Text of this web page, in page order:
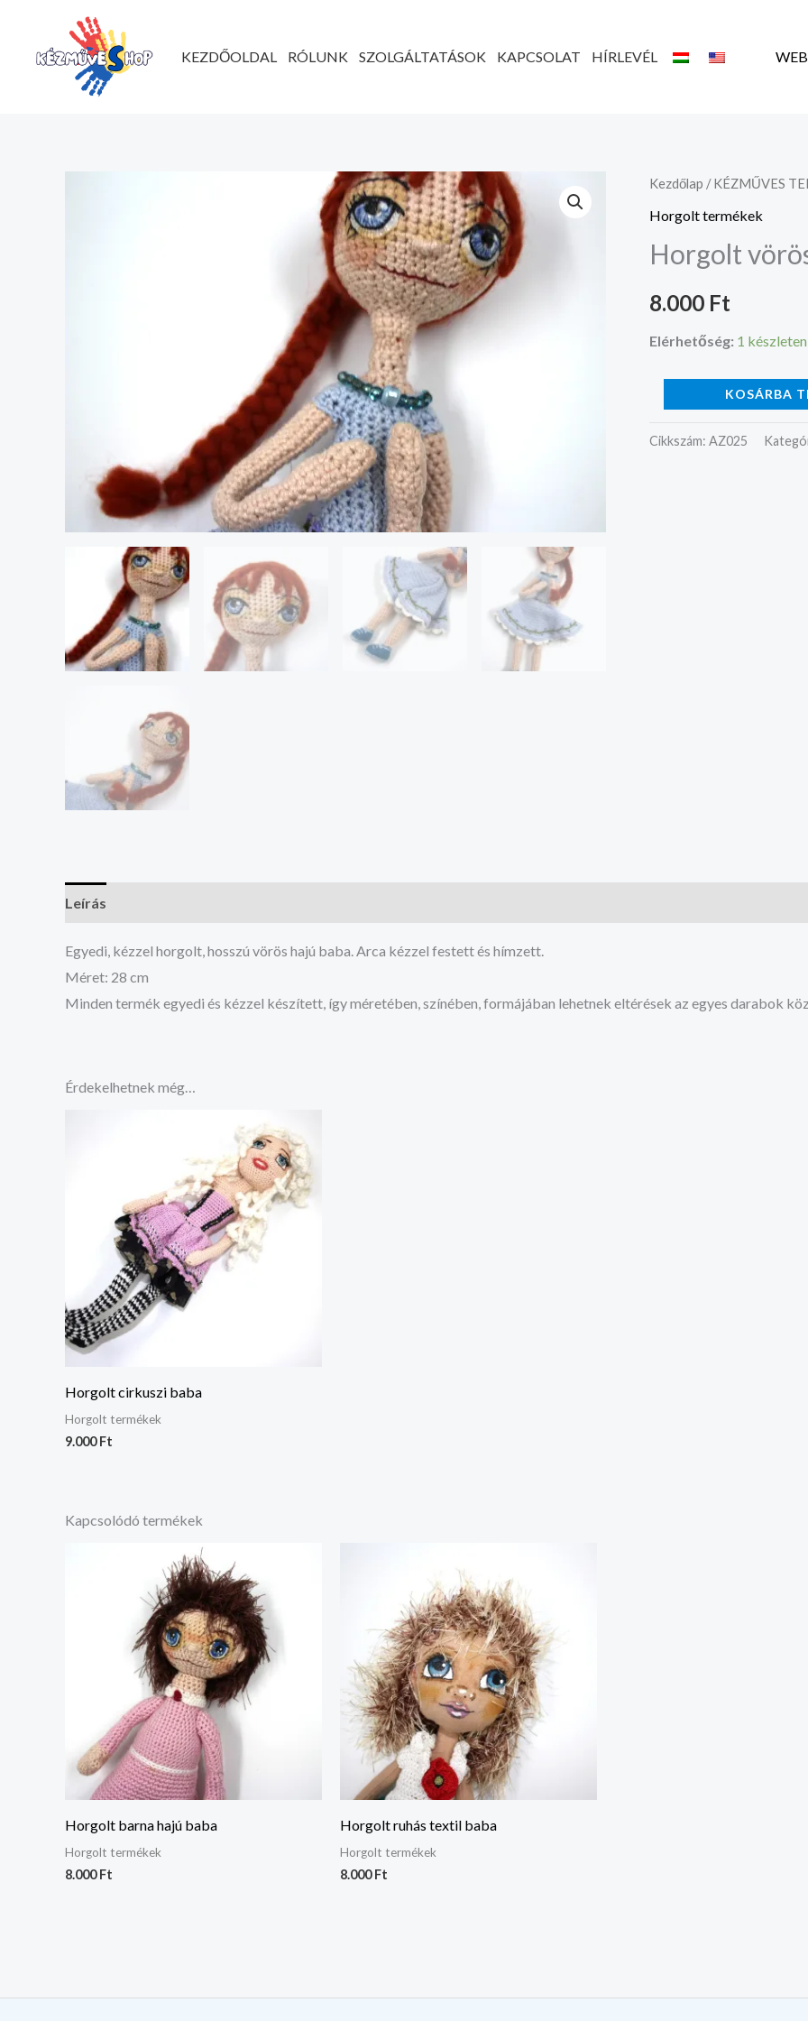
tartalomhoz
KEZDŐOLDAL RÓLUNK SZOLGÁLTATÁSOK KAPCSOLAT HÍRLEVÉL
Kezdőlap /KÉZMŰVES
Horgolt termékek
Horgolt
8.000 Ft
Elérhetőség: 1 készleten
Horgolt
vörös
baba
KOSÁRBA
Cikkszám: AZ025
Leírás
Egyedi, kézzel horgolt, hosszú vörös hajú baba. Arca kézzel festett és hímzett.
Méret: 28 cm
Minden termék egyedi és kézzel készített, így méretében, színében, formájában lehetnek eltérések az egyes darabok
Érdekelhetnek még…
Horgolt cirkuszi baba
Horgolt termékek
9.000Ft
Kapcsolódó termékek
Horgolt barna hajú baba
Horgolt termékek
8.000Ft
Horgolt ruhás textil baba
Horgolt termékek
8.000Ft